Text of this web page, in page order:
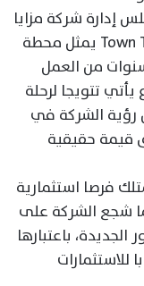
إدارة شركة مزايا
للتطوير العقاري ، إن إطلاق مشروع Town Ten يمثل محطة
من العمل
تتويجا لرحلة
رؤية الشركة في
قيمة حقيقية
فرصا استثمارية
شجع الشركة على
باعتبارها
للاستثمارات